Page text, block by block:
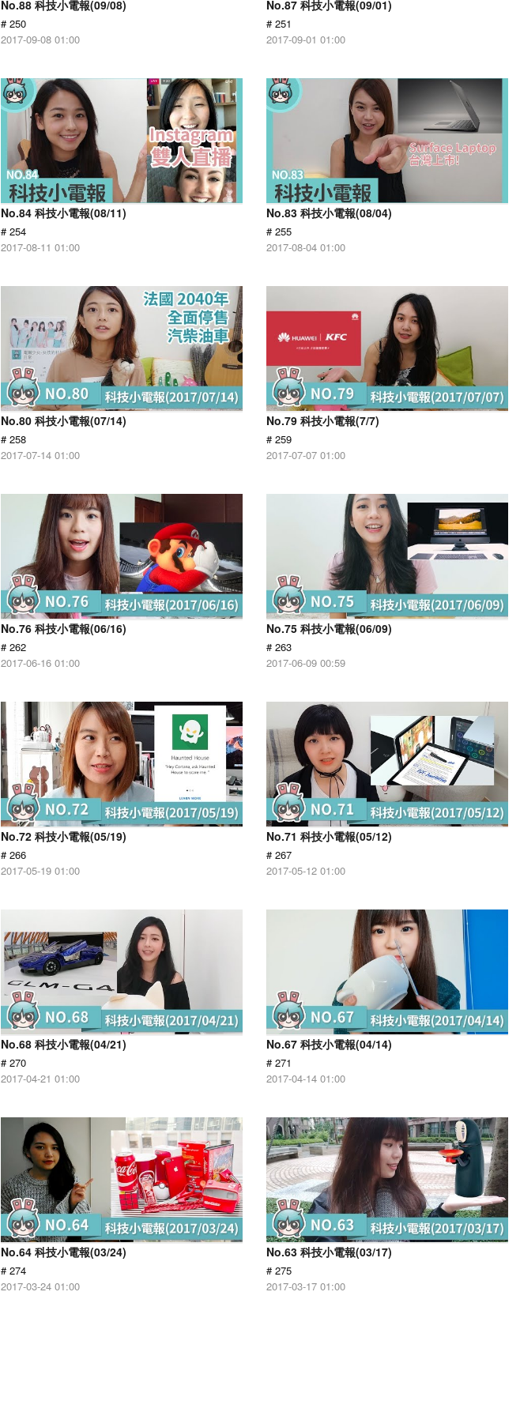
No.88 科技小電報(09/08)
# 250
2017-09-08 01:00
No.87 科技小電報(09/01)
# 251
2017-09-01 01:00
No.84 科技小電報(08/11)
# 254
2017-08-11 01:00
No.83 科技小電報(08/04)
# 255
2017-08-04 01:00
No.80 科技小電報(07/14)
# 258
2017-07-14 01:00
No.79 科技小電報(7/7)
# 259
2017-07-07 01:00
No.76 科技小電報(06/16)
# 262
2017-06-16 01:00
No.75 科技小電報(06/09)
# 263
2017-06-09 00:59
No.72 科技小電報(05/19)
# 266
2017-05-19 01:00
No.71 科技小電報(05/12)
# 267
2017-05-12 01:00
No.68 科技小電報(04/21)
# 270
2017-04-21 01:00
No.67 科技小電報(04/14)
# 271
2017-04-14 01:00
No.64 科技小電報(03/24)
# 274
2017-03-24 01:00
No.63 科技小電報(03/17)
# 275
2017-03-17 01:00